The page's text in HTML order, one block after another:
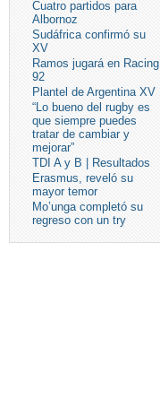
Cuatro partidos para
Albornoz
Sudáfrica confirmó su
XV
Ramos jugará en Racing
92
Plantel de Argentina XV
“Lo bueno del rugby es
que siempre puedes
tratar de cambiar y
mejorar”
TDI A y B | Resultados
Erasmus, reveló su
mayor temor
Mo’unga completó su
regreso con un try